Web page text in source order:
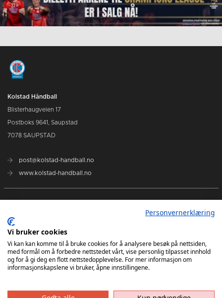
Kolstad Håndball
Blisterhaugveien 17
Postboks 9641, Saupstad
7078 SAUPSTAD
post@kolstad-handball.no
www.kolstad-handball.no
Om Kolstad Håndball
Billetter og sesongkort kjøpes her
Personvernerklæring
Vi bruker cookies
Vi kan kan komme til å bruke cookies for å analysere besøk på nettsiden,
med formål om å forbedre nettstedet vårt, vise personlig tilpasset innhold
og for å gi deg en flott nettstedopplevelse. For mer informasjon om
informasjonskapslene vi bruker, åpne innstillingene.